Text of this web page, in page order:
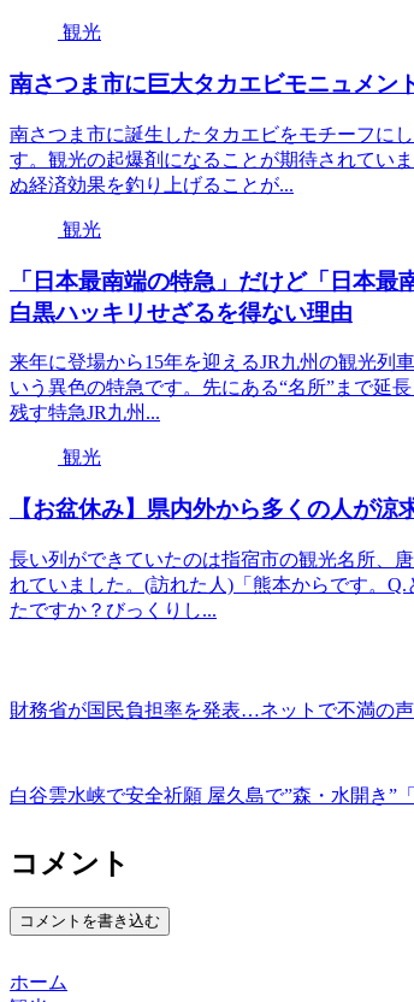
観光
南さつま市に巨大タカエビモニュメン
南さつま市に誕生したタカエビをモチーフに
す。観光の起爆剤になることが期待されてい
ぬ経済効果を釣り上げることが...
観光
「日本最南端の特急」だけど「日本
白黒ハッキリせざるを得ない理由
来年に登場から15年を迎えるJR九州の観光列
いう異色の特急です。先にある“名所”まで延
残す特急JR九州...
観光
【お盆休み】県内外から多くの人が
長い列ができていたのは指宿市の観光名所、
れていました。(訪れた人)「熊本からです。
たですか？びっくりし...
財務省が国民負担率を発表…ネットで不満の声
白谷雲水峡で安全祈願 屋久島で”森・水開き”
コメント
コメントを書き込む
ホーム